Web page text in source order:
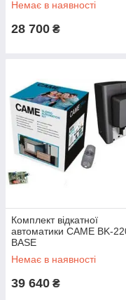
Немає в наявності
28 700 ₴
Комплект відкатної
автоматики CAME BK-
BASE
Немає в наявності
39 640 ₴